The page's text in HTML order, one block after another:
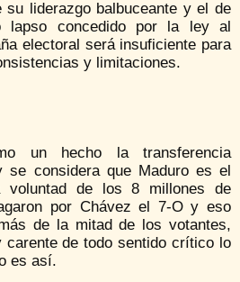
su liderazgo balbuceante y el de
lapso concedido por la ley al
electoral será insuficiente para
y limitaciones.
un hecho la transferencia
se considera que Maduro es el
voluntad de los 8 millones de
por Chávez el 7-O y eso
de la mitad de los votantes,
carente de todo sentido crítico lo
es así.